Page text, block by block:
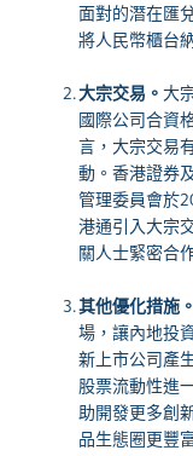
面對的潛在匯
將人民幣櫃台
大宗交易。 大
國際公司合資
言，大宗交易
動。香港證券
管理委員會於
港通引入大宗
關人士緊密合
其他優化措施。
場，讓內地投
新上市公司產
股票流動性進
助開發更多創
品生態圈更豐